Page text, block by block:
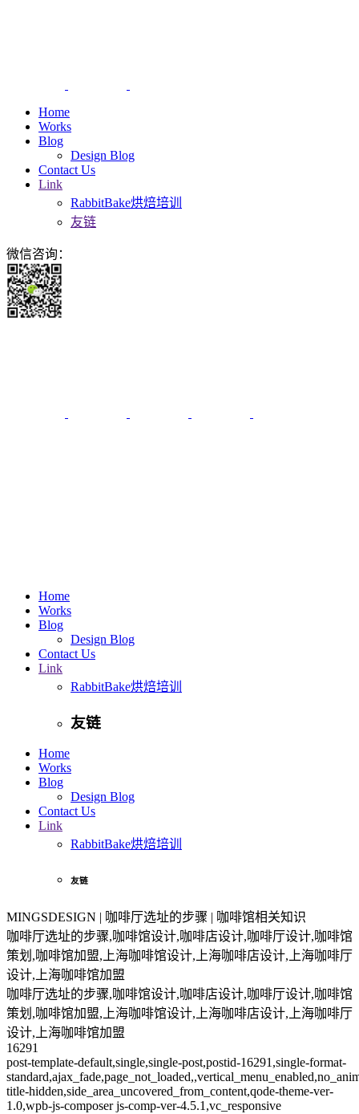
Home
Works
Blog
Design Blog
Contact Us
Link
RabbitBake烘焙培训
友链
微信咨询：
Home
Works
Blog
Design Blog
Contact Us
Link
RabbitBake烘焙培训
友链
Home
Works
Blog
Design Blog
Contact Us
Link
RabbitBake烘焙培训
友链
MINGSDESIGN | 咖啡厅选址的步骤 | 咖啡馆相关知识
咖啡厅选址的步骤,咖啡馆设计,咖啡店设计,咖啡厅设计,咖啡馆
策划,咖啡馆加盟,上海咖啡馆设计,上海咖啡店设计,上海咖啡厅
设计,上海咖啡馆加盟
咖啡厅选址的步骤,咖啡馆设计,咖啡店设计,咖啡厅设计,咖啡馆
策划,咖啡馆加盟,上海咖啡馆设计,上海咖啡店设计,上海咖啡厅
设计,上海咖啡馆加盟
16291
post-template-default,single,single-post,postid-16291,single-format-
title-hidden,side_area_uncovered_from_content,qode-theme-ver-
1.0,wpb-js-composer js-comp-ver-4.5.1,vc_responsive